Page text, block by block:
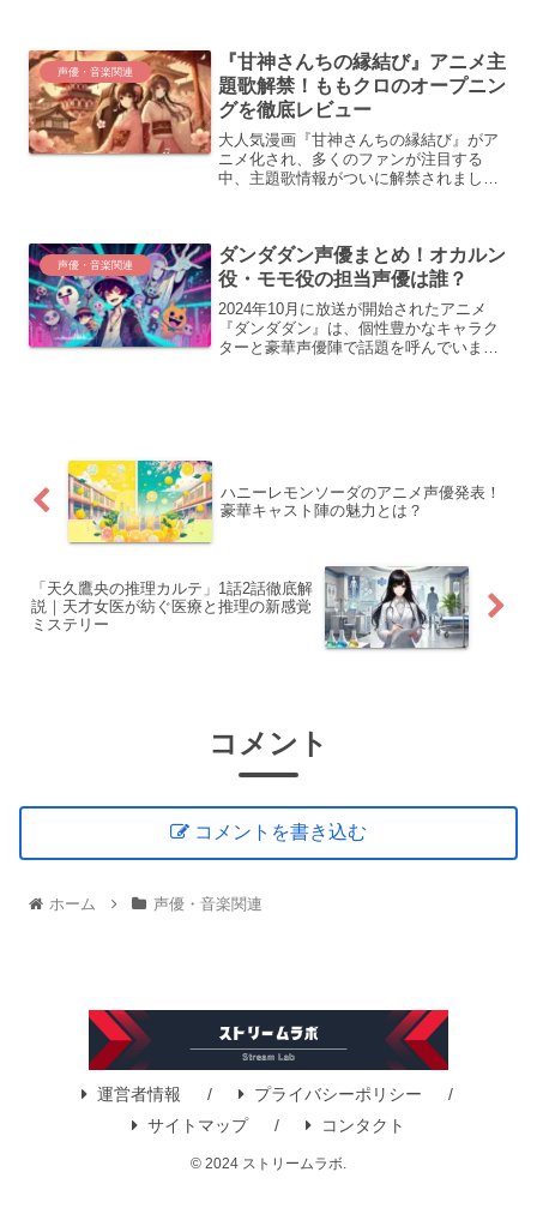
感動を添え...
声優・音楽関連
『甘神さんちの縁結び』アニメ主
題歌解禁！ももクロのオープニン
グを徹底レビュー
大人気漫画『甘神さんちの縁結び』がア
ニメ化され、多くのファンが注目する
中、主題歌情報がついに解禁されまし
曲「やわく恋して～ずっと僕...
声優・音楽関連
ダンダダン声優まとめ！オカルン
役・モモ役の担当声優は誰？
2024年10月に放送が開始されたアニメ
『ダンダダン』は、個性豊かなキャラク
ターと豪華声優陣で話題を呼んでいま
ハニーレモンソーダのアニメ声優発表！
豪華キャスト陣の魅力とは？
「天久鷹央の推理カルテ」1話2話徹底解
説｜天才女医が紡ぐ医療と推理の新感覚
ミステリー
コメント
コメントを書き込む
ホーム 声優・音楽関連
運営者情報
プライバシーポリシー
サイトマップ
コンタクト
© 2024 ストリームラボ.